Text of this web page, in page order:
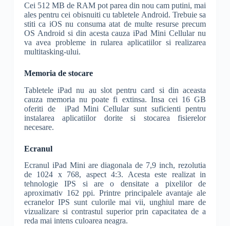
Cei 512 MB de RAM pot parea din nou cam putini, mai
ales pentru cei obisnuiti cu tabletele Android. Trebuie sa
stiti ca iOS nu consuma atat de multe resurse precum
OS Android si din acesta cauza iPad Mini Cellular nu
va avea probleme in rularea aplicatiilor si realizarea
multitasking-ului.
Memoria de stocare
Tabletele iPad nu au slot pentru card si din aceasta
cauza memoria nu poate fi extinsa. Insa cei 16 GB
oferiti de iPad Mini Cellular sunt suficienti pentru
instalarea aplicatiilor dorite si stocarea fisierelor
necesare.
Ecranul
Ecranul iPad Mini are diagonala de 7,9 inch, rezolutia
de 1024 x 768, aspect 4:3. Acesta este realizat in
tehnologie IPS si are o densitate a pixelilor de
aproximativ 162 ppi. Printre principalele avantaje ale
ecranelor IPS sunt culorile mai vii, unghiul mare de
vizualizare si contrastul superior prin capacitatea de a
reda mai intens culoarea neagra.